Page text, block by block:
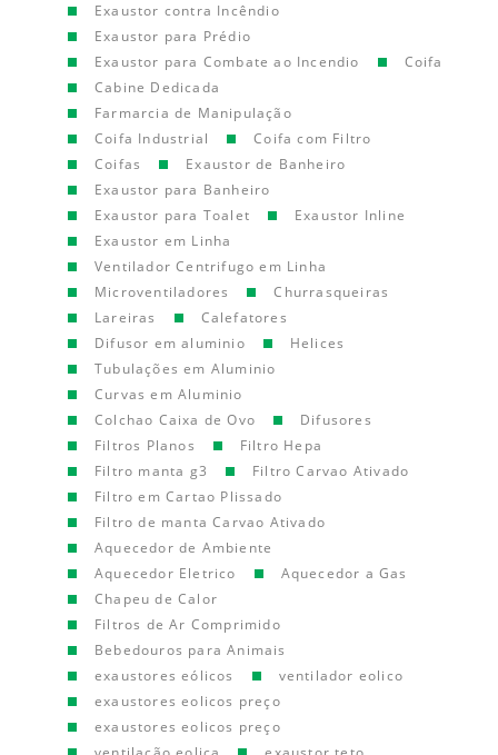
Exaustor contra Incêndio
Exaustor para Prédio
Exaustor para Combate ao Incendio
Coifa
Cabine Dedicada
Farmarcia de Manipulação
Coifa Industrial
Coifa com Filtro
Coifas
Exaustor de Banheiro
Exaustor para Banheiro
Exaustor para Toalet
Exaustor Inline
Exaustor em Linha
Ventilador Centrifugo em Linha
Microventiladores
Churrasqueiras
Lareiras
Calefatores
Difusor em aluminio
Helices
Tubulações em Aluminio
Curvas em Aluminio
Colchao Caixa de Ovo
Difusores
Filtros Planos
Filtro Hepa
Filtro manta g3
Filtro Carvao Ativado
Filtro em Cartao Plissado
Filtro de manta Carvao Ativado
Aquecedor de Ambiente
Aquecedor Eletrico
Aquecedor a Gas
Chapeu de Calor
Filtros de Ar Comprimido
Bebedouros para Animais
exaustores eólicos
ventilador eolico
exaustores eolicos preço
exaustores eolicos preço